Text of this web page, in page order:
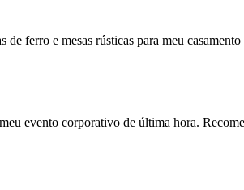
ferro e mesas rústicas para meu
evento corporativo de última hora.